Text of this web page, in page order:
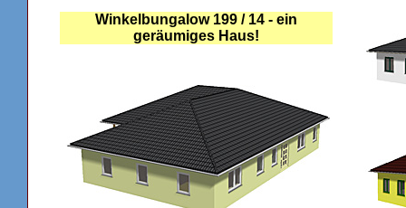
Winkelbungalow 199 / 14 - ein
geräumiges Haus!